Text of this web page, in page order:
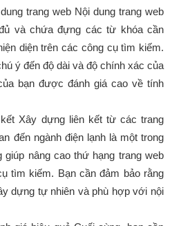
trang web Nội dung trang web
và chứa đựng các từ khóa cần
diện trên các công cụ tìm kiếm.
ý đến độ dài và độ chính xác của
bạn được đánh giá cao về tính
Xây dựng liên kết từ các trang
đến ngành điện lạnh là một trong
giúp nâng cao thứ hạng trang web
tìm kiếm. Bạn cần đảm bảo rằng
dựng tự nhiên và phù hợp với nội